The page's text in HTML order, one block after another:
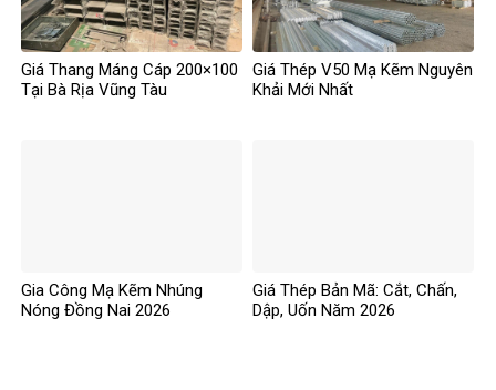
Giá Thang Máng Cáp 200×100
Tại Bà Rịa Vũng Tàu
Giá Thép V50 Mạ Kẽm Nguyên
Khải Mới Nhất
Gia Công Mạ Kẽm Nhúng
Nóng Đồng Nai 2026
Giá Thép Bản Mã: Cắt, Chấn,
Dập, Uốn Năm 2026